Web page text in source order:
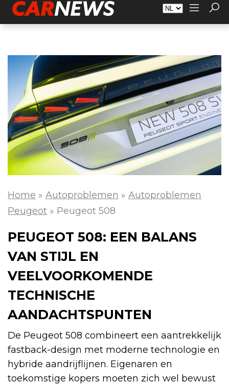
Adverteren Over Carnews.nl Contact
Home » Autoproblemen » Autoproblemen
Peugeot » Peugeot 508
PEUGEOT 508: EEN BALANS
VAN STIJL EN
VEELVOORKOMENDE
TECHNISCHE
AANDACHTSPUNTEN
De Peugeot 508 combineert een aantrekkelijk
fastback-design met moderne technologie en
hybride aandrijflijnen. Eigenaren en
toekomstige kopers moeten zich wel bewust